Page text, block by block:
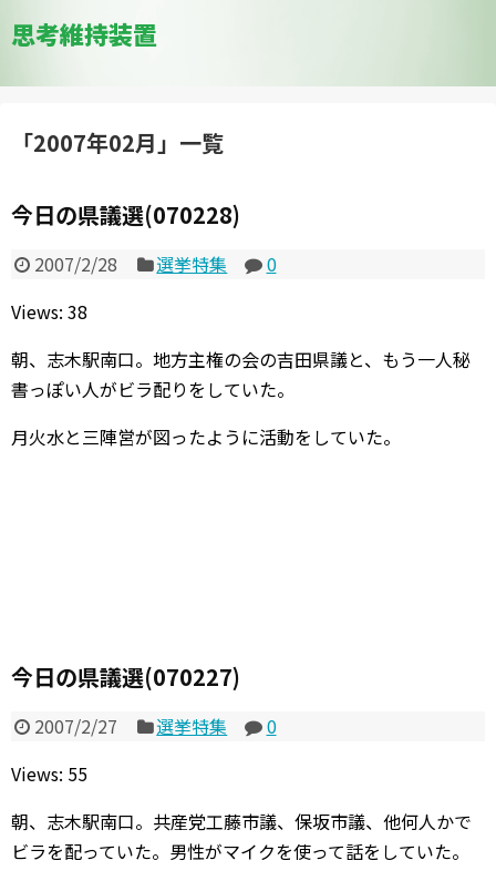
思考維持装置
「2007年02月」 一覧
今日の県議選(070228)
2007/2/28 選挙特集
0
Views: 38
朝、志木駅南口。地方主権の会の吉田県議と、もう一人秘
書っぽい人がビラ配りをしていた。
月火水と三陣営が図ったように活動をしていた。
今日の県議選(070227)
2007/2/27 選挙特集
0
Views: 55
朝、志木駅南口。共産党工藤市議、保坂市議、他何人かで
ビラを配っていた。男性がマイクを使って話をしていた。